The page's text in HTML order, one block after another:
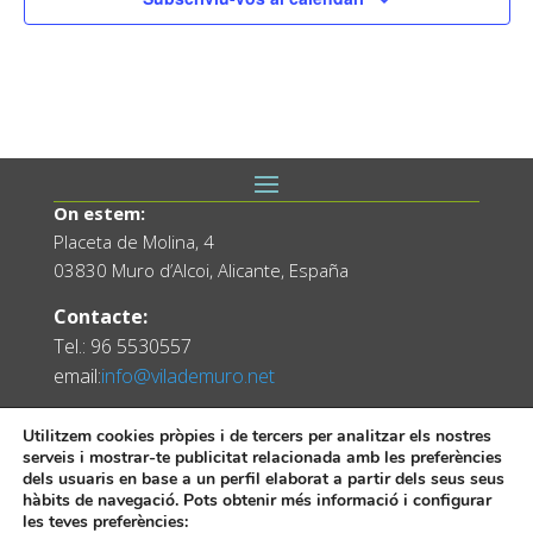
On estem:
Placeta de Molina, 4
03830 Muro d’Alcoi, Alicante, España
Contacte:
Tel.: 96 5530557
email:info@vilademuro.net
Utilitzem cookies pròpies i de tercers per analitzar els nostres
serveis i mostrar-te publicitat relacionada amb les preferències
dels usuaris en base a un perfil elaborat a partir dels seus seus
hàbits de navegació. Pots obtenir més informació i configurar
les teves preferències: